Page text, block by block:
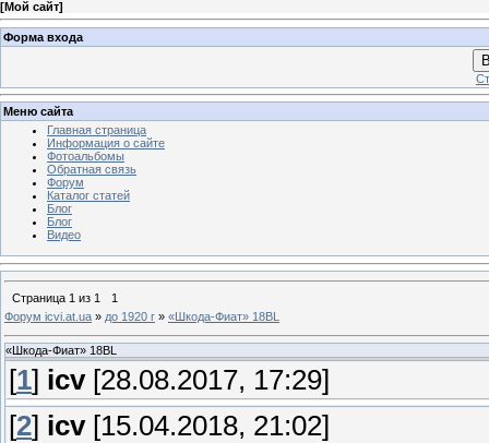
[Мой сайт]
Форма входа
Меню сайта
Главная страница
Информация о сайте
Фотоальбомы
Обратная связь
Форум
Каталог статей
Блог
Блог
Видео
Страница 1 из 1
1
Форум icvi.at.ua » до 1920 г » «Шкода-Фиат» 18BL
«Шкода-Фиат» 18BL
[1] icv[28.08.2017, 17:29]
[2] icv[15.04.2018, 21:02]